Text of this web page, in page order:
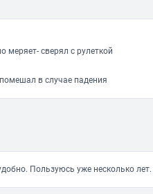
меряет- сверял с рулеткой
в случае падения
Пользуюсь уже несколько лет.